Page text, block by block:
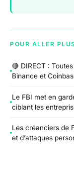
POUR ALLER
🔴 DIRECT :
Binance et
Le FBI met en
ciblant les
Les créanciers de
et d’attaques